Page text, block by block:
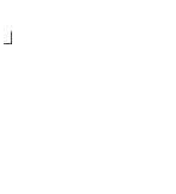
」